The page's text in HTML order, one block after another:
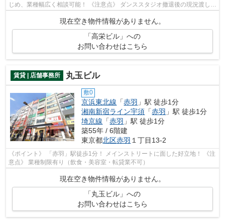
じめ、業種幅広く相談可能！ 《注意点》 ダンススタジオ撤退後の現況渡し、
設備面のメンテナンスは原則借主...
現在空き物件情報がありません。
「高栄ビル」への
お問い合わせはこちら
賃貸 | 店舗事務所 丸玉ビル
敷0
京浜東北線 「赤羽 」駅 徒歩1分
湘南新宿ライン宇須 「赤羽 」駅 徒歩1分
埼京線 「赤羽 」駅 徒歩1分
築55年 / 6階建
東京都北区赤羽 １丁目13-2
《ポイント》 「赤羽」駅徒歩1分！ メインストリートに面した好立地！ 《注
意点》 業種制限有り（飲食・美容室・転貸業不可）
現在空き物件情報がありません。
「丸玉ビル」への
お問い合わせはこちら